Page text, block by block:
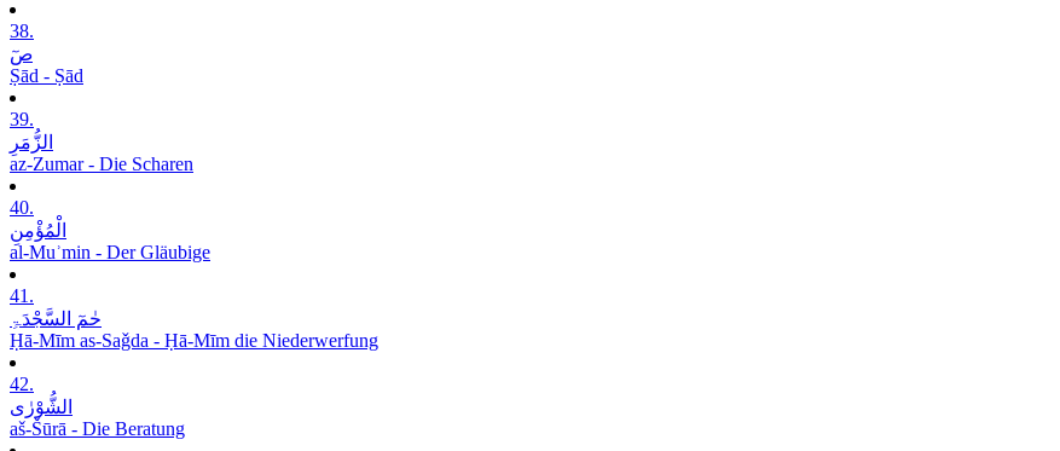
38.
صٓ
Ṣād - Ṣād
39.
الزُّمَرِ
az-Zumar - Die Scharen
40.
الْمُؤْمِنِ
al-Muʾmin - Der Gläubige
41.
حٰمٓ السَّجْدَۃِ
Ḥā-Mīm as-Saǧda - Ḥā-Mīm die Niederwerfung
42.
الشُّوْرٰی
aš-Šūrā - Die Beratung